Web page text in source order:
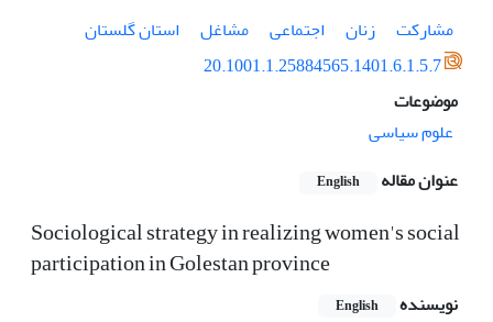
مشارکت
زنان اجتماعی مشاغل
استان گلستان
20.1001.1.25884565.1401.6.1.5.7
موضوعات
علوم سیاسی
عنوان مقاله
English
Sociological strategy in realizing women's social
participation in Golestan province
نویسنده English